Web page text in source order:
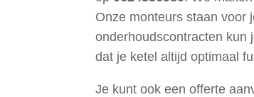
Onze monteurs staan voor
onderhoudscontracten kun
dat je ketel altijd optimaal
Je kunt ook een offerte